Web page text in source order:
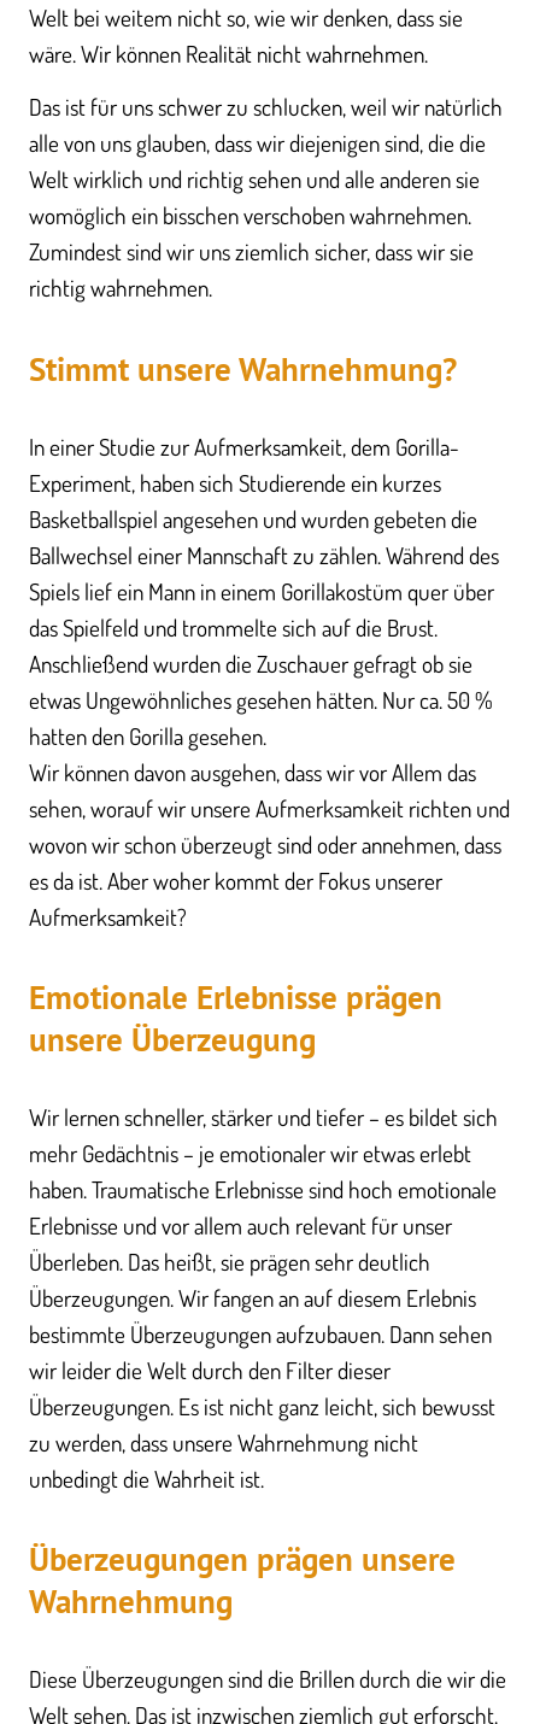
Welt bei weitem nicht so, wie wir denken, dass sie
wäre. Wir können Realität nicht wahrnehmen.
Das ist für uns schwer zu schlucken, weil wir natürlich
alle von uns glauben, dass wir diejenigen sind, die die
Welt wirklich und richtig sehen und alle anderen sie
womöglich ein bisschen verschoben wahrnehmen.
Zumindest sind wir uns ziemlich sicher, dass wir sie
richtig wahrnehmen.
Stimmt unsere Wahrnehmung?
In einer Studie zur Aufmerksamkeit, dem Gorilla-
Experiment, haben sich Studierende ein kurzes
Basketballspiel angesehen und wurden gebeten die
Ballwechsel einer Mannschaft zu zählen. Während des
Spiels lief ein Mann in einem Gorillakostüm quer über
das Spielfeld und trommelte sich auf die Brust.
Anschließend wurden die Zuschauer gefragt ob sie
etwas Ungewöhnliches gesehen hätten. Nur ca. 50 %
hatten den Gorilla gesehen.
Wir können davon ausgehen, dass wir vor Allem das
sehen, worauf wir unsere Aufmerksamkeit richten und
wovon wir schon überzeugt sind oder annehmen, dass
es da ist. Aber woher kommt der Fokus unserer
Aufmerksamkeit?
Emotionale Erlebnisse prägen
unsere Überzeugung
Wir lernen schneller, stärker und tiefer – es bildet sich
mehr Gedächtnis – je emotionaler wir etwas erlebt
haben. Traumatische Erlebnisse sind hoch emotionale
Erlebnisse und vor allem auch relevant für unser
Überleben. Das heißt, sie prägen sehr deutlich
Überzeugungen. Wir fangen an auf diesem Erlebnis
bestimmte Überzeugungen aufzubauen. Dann sehen
wir leider die Welt durch den Filter dieser
Überzeugungen. Es ist nicht ganz leicht, sich bewusst
zu werden, dass unsere Wahrnehmung nicht
unbedingt die Wahrheit ist.
Überzeugungen prägen unsere
Wahrnehmung​
Diese Überzeugungen sind die Brillen durch die wir die
Welt sehen. Das ist inzwischen ziemlich gut erforscht.